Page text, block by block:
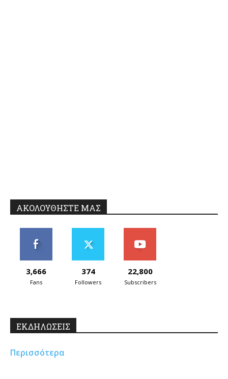
ΑΚΟΛΟΥΘΗΣΤΕ ΜΑΣ
3,666
Fans
374
Followers
22,800
Subscribers
ΕΚΔΗΛΩΣΕΙΣ
Περισσότερα